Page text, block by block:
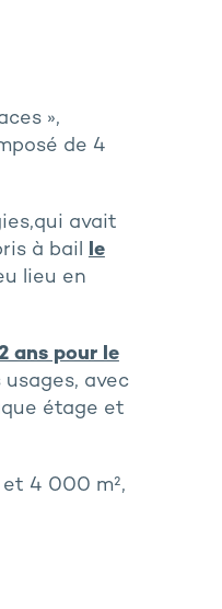
»,
de 4
avait
à bail le
lieu en
ans pour le
avec
étage et
4 000 m²,